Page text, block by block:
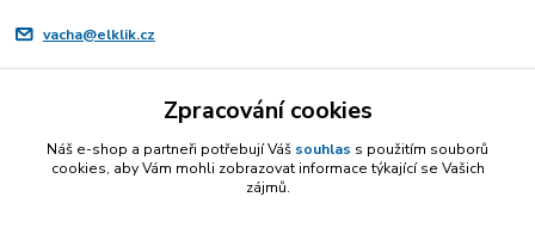
vacha@elklik.cz
Zpracování cookies
Náš e-shop a partneři potřebují Váš souhlas s použitím souborů
cookies, aby Vám mohli zobrazovat informace týkající se Vašich
zájmů.